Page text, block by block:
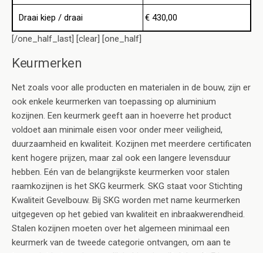
Draai kiep / draai
€ 430,00
[/one_half_last] [clear] [one_half]
Keurmerken
Net zoals voor alle producten en materialen in de bouw, zijn er
ook enkele keurmerken van toepassing op aluminium
kozijnen. Een keurmerk geeft aan in hoeverre het product
voldoet aan minimale eisen voor onder meer veiligheid,
duurzaamheid en kwaliteit. Kozijnen met meerdere certificaten
kent hogere prijzen, maar zal ook een langere levensduur
hebben. Eén van de belangrijkste keurmerken voor stalen
raamkozijnen is het SKG keurmerk. SKG staat voor Stichting
Kwaliteit Gevelbouw. Bij SKG worden met name keurmerken
uitgegeven op het gebied van kwaliteit en inbraakwerendheid.
Stalen kozijnen moeten over het algemeen minimaal een
keurmerk van de tweede categorie ontvangen, om aan te